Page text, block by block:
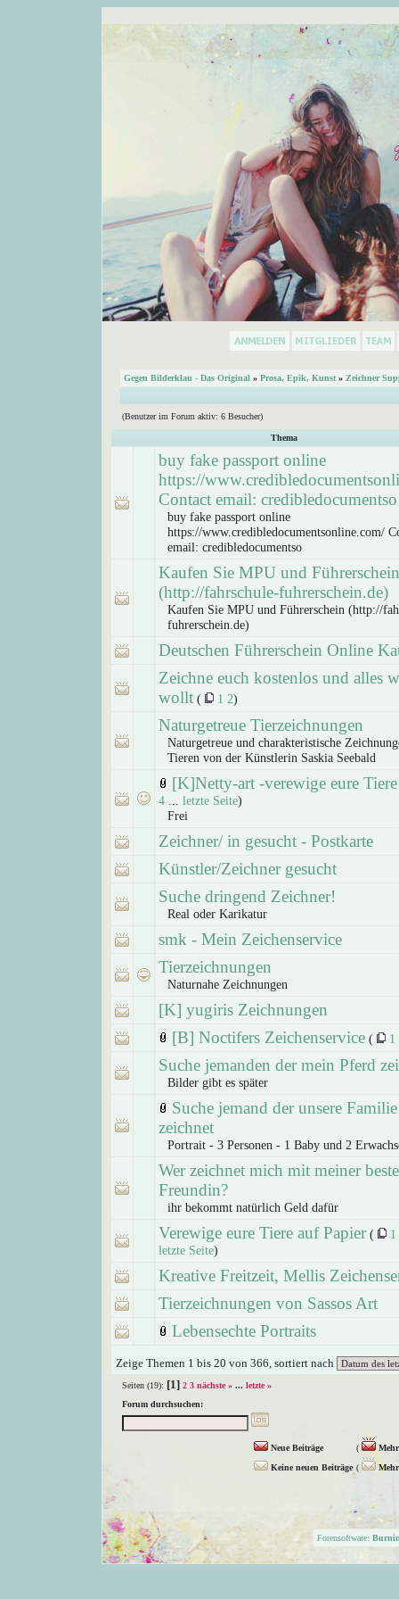
Gegen Bilderklau - Das Original » Prosa, Epik, Kunst » Zeichner
(Benutzer im Forum aktiv: 6 Besucher)
Thema
buy fake passport online
https://
Contact email: credibledocumentso
buy fake passport online
https://www.credibledocumentsonline.com/
email: credibledocumentso
Kaufen Sie MPU und Führerschein
(http://fahrschule-fuhrerschein.de)
Kaufen Sie MPU und Führerschein (http://
fuhrerschein.de)
Deutschen Führerschein Online
Zeichne euch kostenlos und alles
wollt( 1 2)
Naturgetreue Tierzeichnungen
Naturgetreue und charakteristische
Tieren von der Künstlerin Saskia Seebald
[K]Netty-art -verewige eure Tiere
4... letzte Seite)
Frei
Zeichner/ in gesucht - Postkarte
Künstler/Zeichner gesucht
Suche dringend Zeichner!
Real oder Karikatur
smk - Mein Zeichenservice
Tierzeichnungen
Naturnahe Zeichnungen
[K] yugiris Zeichnungen
[B] Noctifers Zeichenservice( 1
Suche jemanden der mein Pferd
Bilder gibt es später
Suche jemand der unsere Familie
zeichnet
Portrait - 3 Personen - 1 Baby und 2
Wer zeichnet mich mit meiner
Freundin?
ihr bekommt natürlich Geld dafür
Verewige eure Tiere auf Papier(
1
letzte Seite)
Kreative Freitzeit, Mellis
Tierzeichnungen von Sassos Art
Lebensechte Portraits
Zeige Themen 1 bis 20 von 366, sortiert nach
Seiten (19): [1] 2 3 nächste » ... letzte »
Forum durchsuchen:
Neue Beiträge (
Keine neuen Beiträge (
Forensoftware: